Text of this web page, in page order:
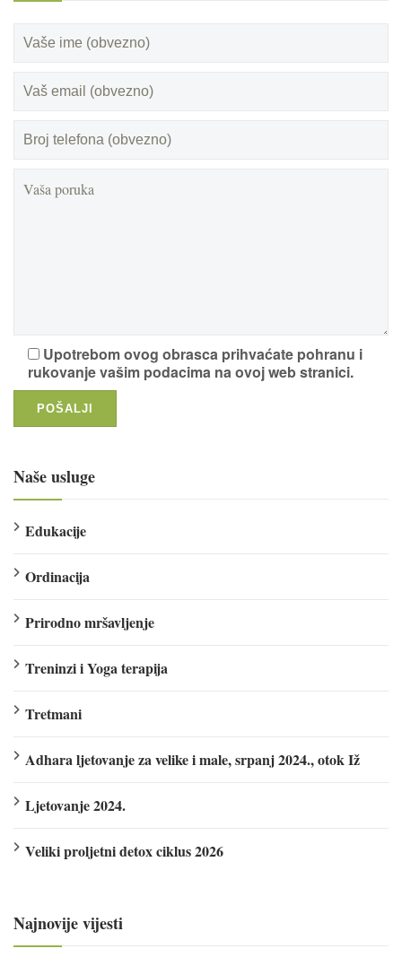
Upotrebom ovog obrasca prihvaćate pohranu i
rukovanje vašim podacima na ovoj web stranici.
Naše usluge
Edukacije
Ordinacija
Prirodno mršavljenje
Treninzi i Yoga terapija
Tretmani
Adhara ljetovanje za velike i male, srpanj 2024., otok Iž
Ljetovanje 2024.
Veliki proljetni detox ciklus 2026
Najnovije vijesti